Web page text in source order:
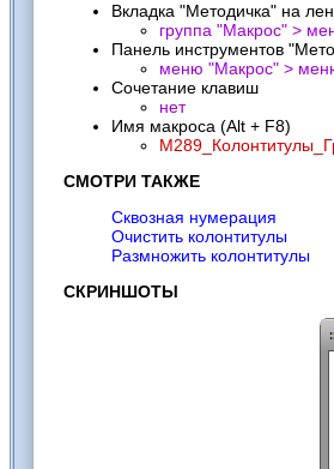
Вкладка "Методичка" на
группа "Макрос" >
Панель инструментов
меню "Макрос" >
Сочетание клавиш
нет
Имя макроса (Alt + F8)
СМОТРИ ТАКЖЕ
Сквозная нумерация
Очистить колонтитулы
Размножить колонтитулы
СКРИНШОТЫ